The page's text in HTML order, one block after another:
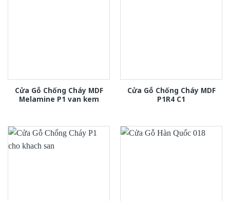
Cửa Gỗ Chống Cháy MDF
Melamine P1 van kem
Cửa Gỗ Chống Cháy MDF
P1R4 C1